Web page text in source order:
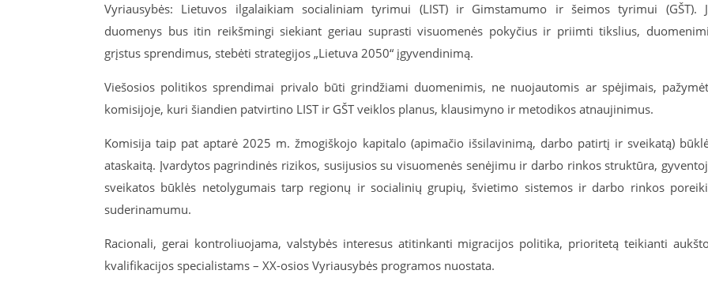
Vyriausybės: Lietuvos ilgalaikiam socialiniam tyrimui (LIST) ir Gimstamumo ir šeimos tyrimui (GŠT).
duomenys bus itin reikšmingi siekiant geriau suprasti visuomenės pokyčius ir priimti tikslius,
grįstus sprendimus, stebėti strategijos „Lietuva 2050“ įgyvendinimą.
Viešosios politikos sprendimai privalo būti grindžiami duomenimis, ne nuojautomis ar spėjimais,
komisijoje, kuri šiandien patvirtino LIST ir GŠT veiklos planus, klausimyno ir metodikos atnaujinimus.
Komisija taip pat aptarė 2025 m. žmogiškojo kapitalo (apimačio išsilavinimą, darbo patirtį ir sveikatą)
ataskaitą. Įvardytos pagrindinės rizikos, susijusios su visuomenės senėjimu ir darbo rinkos struktūra,
sveikatos būklės netolygumais tarp regionų ir socialinių grupių, švietimo sistemos ir darbo rinkos
suderinamumu.
Racionali, gerai kontroliuojama, valstybės interesus atitinkanti migracijos politika, prioritetą teikianti
kvalifikacijos specialistams – XX-osios Vyriausybės programos nuostata.